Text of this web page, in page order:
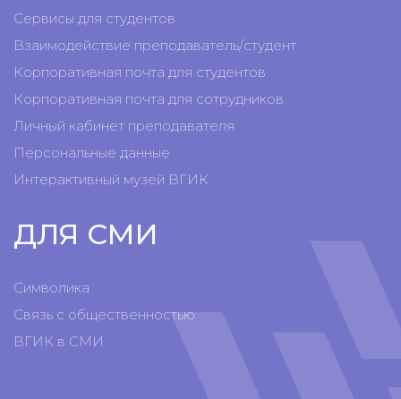
Сервисы для студентов
Взаимодействие преподаватель/студент
Корпоративная почта для студентов
Корпоративная почта для сотрудников
Личный кабинет преподавателя
Персональные данные
Интерактивный музей ВГИК
ДЛЯ СМИ
Символика
Связь с общественностью
ВГИК в СМИ